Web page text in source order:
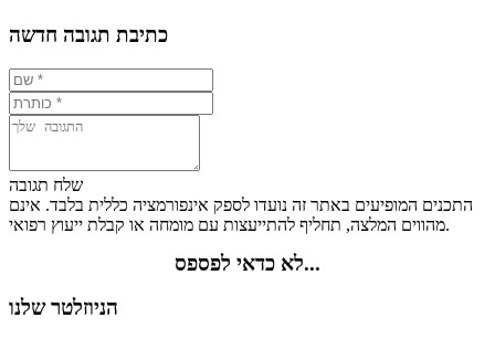
כתיבת תגובה חדשה
שלח תגובה
התכנים המופיעים באתר זה נועדו לספק אינפורמציה כללית בלבד. אינם
מהווים המלצה, תחליף להתייעצות עם מומחה או קבלת ייעוץ רפואי.
לא כדאי לפספס...
הניוזלטר שלנו